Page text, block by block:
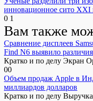
инновационное сито XXI
0 1
Вам также
Сравнение дисплеев
Find N6 выявило
Кратко и по делу Экран
00
Объем продаж Apple в
миллиардов долларов
Кратко и по делу